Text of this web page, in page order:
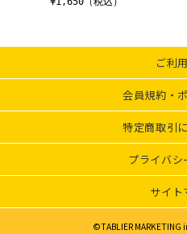
ご利
会員規約・
特定商取引
プライバシ
サイト
©TABLIER MARKETING